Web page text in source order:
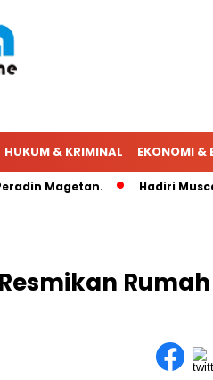
HUKUM & KRIMINAL EKONOMI &
Magetan. Hadiri Muscab,